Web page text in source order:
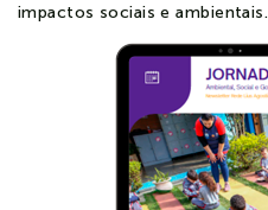
impactos sociais e ambientais.